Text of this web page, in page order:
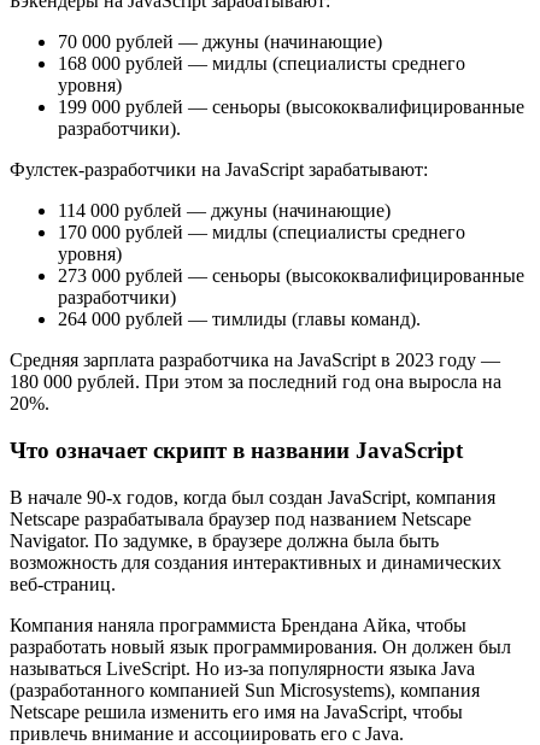
70 000 рублей — джуны (начинающие)
168 000 рублей — мидлы (специалисты среднего
уровня)
199 000 рублей — сеньоры (высококвалифицированные
разработчики).
Фулстек-разработчики на JavaScript зарабатывают:
114 000 рублей — джуны (начинающие)
170 000 рублей — мидлы (специалисты среднего
уровня)
273 000 рублей — сеньоры (высококвалифицированные
разработчики)
264 000 рублей — тимлиды (главы команд).
Средняя зарплата разработчика на JavaScript в 2023 году —
180 000 рублей. При этом за последний год она выросла на
20%.
Что означает скрипт в названии JavaScript
В начале 90-х годов, когда был создан JavaScript, компания
Netscape разрабатывала браузер под названием Netscape
Navigator. По задумке, в браузере должна была быть
возможность для создания интерактивных и динамических
веб-страниц.
Компания наняла программиста Брендана Айка, чтобы
разработать новый язык программирования. Он должен был
называться LiveScript. Но из-за популярности языка Java
(разработанного компанией Sun Microsystems), компания
Netscape решила изменить его имя на JavaScript, чтобы
привлечь внимание и ассоциировать его с Java.